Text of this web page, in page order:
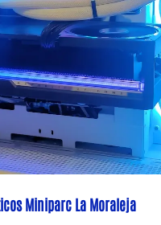
Miniparc La Moraleja